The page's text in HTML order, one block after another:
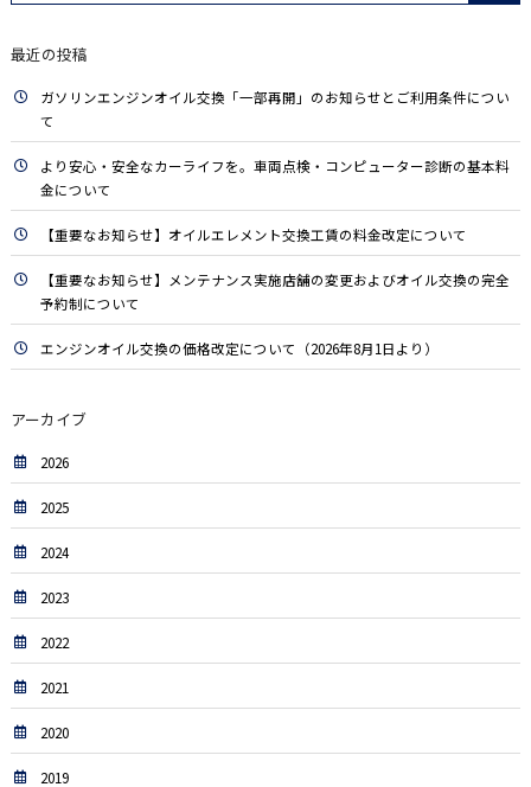
最近の投稿
ガソリンエンジンオイル交換「一部再開」のお知らせとご利用条件につい
て
より安心・安全なカーライフを。車両点検・コンピューター診断の基本料
金について
【重要なお知らせ】オイルエレメント交換工賃の料金改定について
【重要なお知らせ】メンテナンス実施店舗の変更およびオイル交換の完全
予約制について
エンジンオイル交換の価格改定について（2026年8月1日より）
アーカイブ
2026
2025
2024
2023
2022
2021
2020
2019